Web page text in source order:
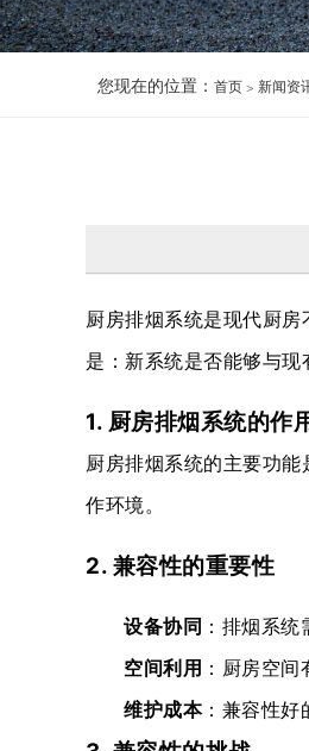
您现在的位置： 首页 新闻资
厨房排烟系统是现代厨
是：新系统是否能够与现
1. 厨房排烟系统的作
厨房排烟系统的主要功
作环境。
2. 兼容性的重要性
设备协同 ：排烟系
空间利用 ：厨房空
维护成本：兼容性好